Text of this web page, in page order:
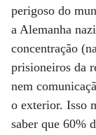
perigoso do
a Alemanha
concentração
prisioneiros da
nem
o exterior. Isso
saber que 60%